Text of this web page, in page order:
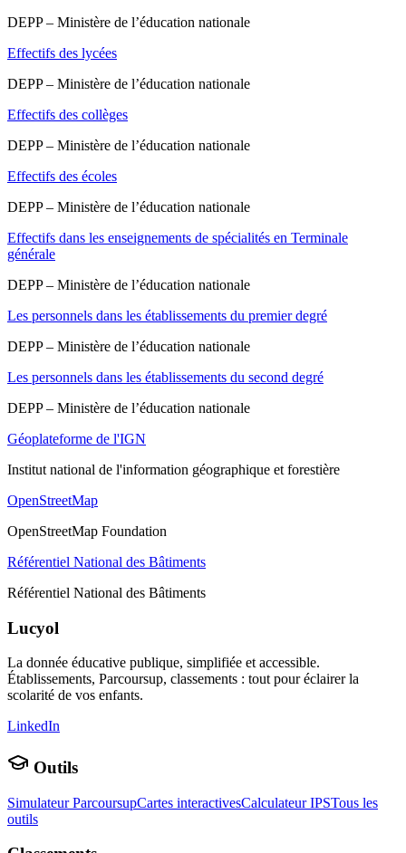
DEPP – Ministère de l’éducation nationale
Effectifs des lycées
DEPP – Ministère de l’éducation nationale
Effectifs des collèges
DEPP – Ministère de l’éducation nationale
Effectifs des écoles
DEPP – Ministère de l’éducation nationale
Effectifs dans les enseignements de spécialités en Terminale
générale
DEPP – Ministère de l’éducation nationale
Les personnels dans les établissements du premier degré
DEPP – Ministère de l’éducation nationale
Les personnels dans les établissements du second degré
DEPP – Ministère de l’éducation nationale
Géoplateforme de l'IGN
Institut national de l'information géographique et forestière
OpenStreetMap
OpenStreetMap Foundation
Référentiel National des Bâtiments
Référentiel National des Bâtiments
Lucyol
La donnée éducative publique, simplifiée et accessible.
Établissements, Parcoursup, classements : tout pour éclairer la
scolarité de vos enfants.
LinkedIn
Outils
Simulateur ParcoursupCartes interactivesCalculateur IPSTous les
outils